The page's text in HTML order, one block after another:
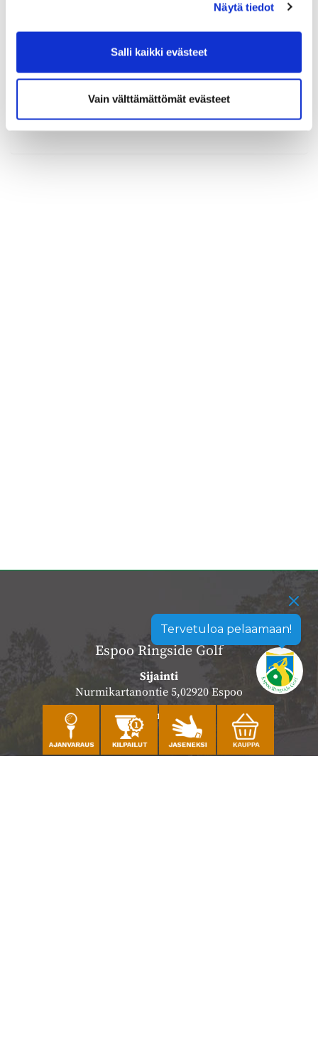
Näytä tiedot
Salli kaikki evästeet
Vain välttämättömät evästeet
Tervetuloa pelaamaan!
Rekisteröidy
Haluan tilata Ringside Golf uutiskirjeen
Olen lukenuttietosuojaselosteen
henkilötietojeni käsittelyn (*)
(*) Tieto on pakollinen
Espoo Ringside Golf
Sijainti
Nurmikartanontie 5,02920 Espoo
Katso sijainti kartalla